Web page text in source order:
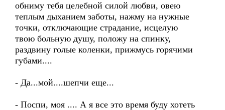
обниму тебя целебной силой любви, овею
теплым дыханием заботы, нажму на нужные
точки, отключающие страдание, исцелую
твою больную душу, положу на спинку,
раздвину голые коленки, прижмусь горячими
губами....
- Да...мой....шепчи еще...
- Поспи, моя .... А я все это время буду хотеть